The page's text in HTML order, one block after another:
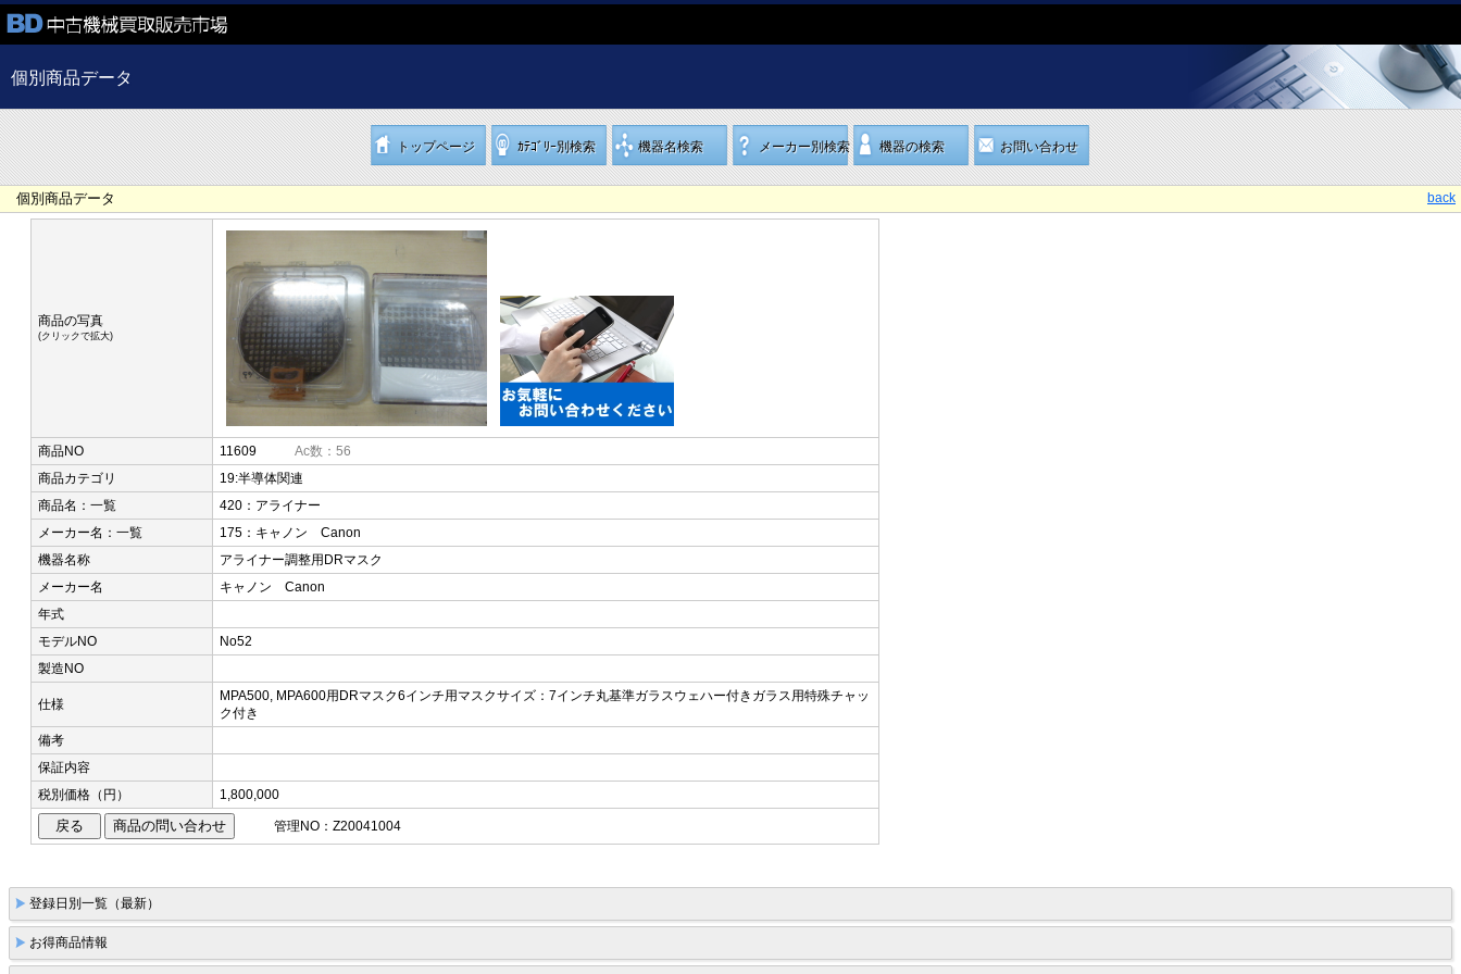
個別商品データ
トップページ ｶﾃｺﾞﾘｰ別検索 機器名検索 メーカー別検索 機器の検索 お問い合わせ
back
個別商品データ
商品の写真
(クリックで拡大)
商品NO 11609 Ac数：56
商品カテゴリ
19:半導体関連
商品名：一覧
420：アライナー
メーカー名：一覧
175：キャノン Canon
機器名称
アライナー調整用DRマスク
メーカー名
キャノン Canon
年式
モデルNO
No52
製造NO
仕様
MPA500, MPA600用DRマスク 6インチ用 マスクサイズ：7インチ丸 基準ガラスウェハー付き ガラス用特殊チャッ
ク付き
備考
保証内容
税別価格（円）
1,800,000
管理NO：Z20041004
登録日別一覧（最新）
お得商品情報